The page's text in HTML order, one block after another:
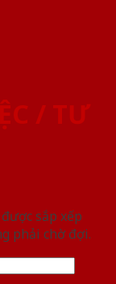
/ TƯ
sắp xếp
phải chờ đợi.